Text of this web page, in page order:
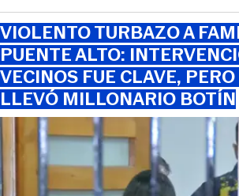
VIOLENTO TURBAZO A
PUENTE ALTO:
VECINOS FUE CLAVE,
LLEVÓ MILLONARIO BOTÍN